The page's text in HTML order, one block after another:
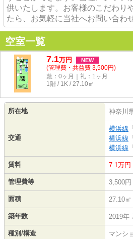
供いたします。お客様のこだわり
たら、お気軽に当社へお問い合わ
空室一覧
7.1万円 NEW
(管理費・共益費 3,500円)
敷：0ヶ月｜礼：1ヶ月
1階 / 1K / 27.10㎡
所在地 神奈川
交通
横浜線 「
横浜線 「
横浜線 「
賃料 7.1万円
管理費等 3,500円
面積 27.10㎡
築年数 2019年
種別/構造 マンシ